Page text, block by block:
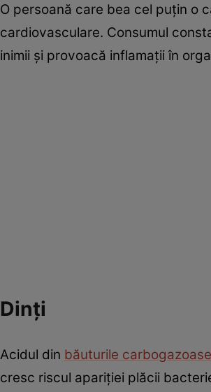
O persoană care bea cel puţin o
cardiovasculare. Consumul
inimii şi provoacă inflamaţii în
Dinţi
Acidul din băuturile carbogazoase
cresc riscul apariţiei plăcii